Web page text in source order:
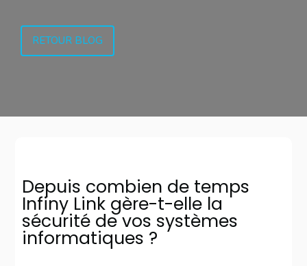
RETOUR BLOG
Depuis combien de temps
Infiny Link gère-t-elle la
sécurité de vos systèmes
informatiques ?